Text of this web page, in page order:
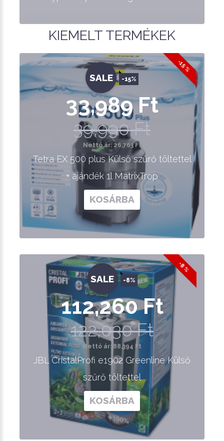
KIEMELT TERMÉKEK
-15 %
SALE -15%
33,989 Ft
39,990 Ft
Nettó ár: 26,763 Ft
Tetra EX 500 plus Külső szűrő töltettel
+ ajándék 1l MatrixTrop
KOSÁRBA
-8 %
SALE -8%
112,260 Ft
122,030 Ft
Nettó ár: 88,394 Ft
JBL CristalProfi e1902 Greenline Külső
szűrő töltettel
KOSÁRBA